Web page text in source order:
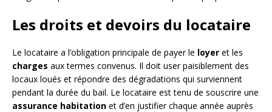
Les droits et devoirs du locataire
Le locataire a l’obligation principale de payer le loyer et les
charges aux termes convenus. Il doit user paisiblement des
locaux loués et répondre des dégradations qui surviennent
pendant la durée du bail. Le locataire est tenu de souscrire une
assurance habitation et d’en justifier chaque année auprès